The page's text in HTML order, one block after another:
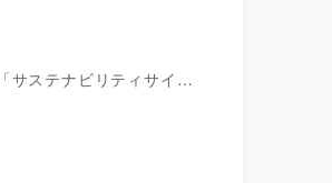
サステナビリティサイ…